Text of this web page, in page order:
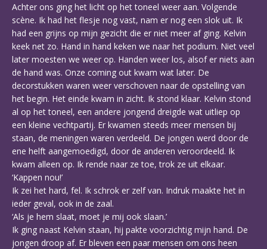
Achter ons ging het licht op het toneel weer aan. Volgende
scène. Ik had het flesje nog vast, nam er nog een slok uit. Ik
had een grijns op mijn gezicht die er niet meer af ging. Kelvin
keek net zo. Hand in hand keken we naar het podium. Niet veel
later moesten we weer op. Handen weer los, alsof er niets aan
de hand was. Onze coming out kwam wat later. De
decorstukken waren weer verschoven naar de opstelling van
het begin. Het einde kwam in zicht. Ik stond klaar. Kelvin stond
al op het toneel, een andere jongend dreigde wat uitliep op
een kleine vechtpartij. Er kwamen steeds meer mensen bij
staan, de meningen waren verdeeld. De jongen werd door de
ene helft aangemoedigd, door de anderen veroordeeld. Ik
kwam alleen op. Ik rende naar ze toe, trok ze uit elkaar.
‘Kappen nou!’
Ik zei het hard, fel. Ik schrok er zelf van. Indruk maakte het in
ieder geval, ook in de zaal.
‘Als je hem slaat, moet je mij ook slaan.’
Ik ging naast Kelvin staan, hij pakte voorzichtig mijn hand. De
jongen droop af. Er bleven een paar mensen om ons heen